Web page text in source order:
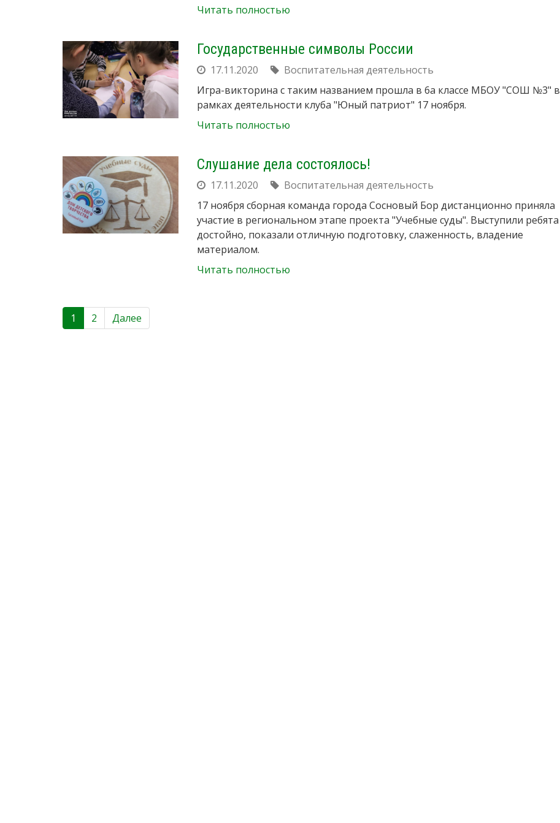
Читать полностью
Государственные символы России
17.11.2020
Воспитательная деятельность
Игра-викторина с таким названием прошла в 6а классе МБОУ "СОШ №3" в
рамках деятельности клуба "Юный патриот" 17 ноября.
Читать полностью
Слушание дела состоялось!
17.11.2020
Воспитательная деятельность
17 ноября сборная команда города Сосновый Бор дистанционно приняла
участие в региональном этапе проекта "Учебные суды". Выступили ребята
достойно, показали отличную подготовку, слаженность, владение
материалом.
Читать полностью
1 2 Далее